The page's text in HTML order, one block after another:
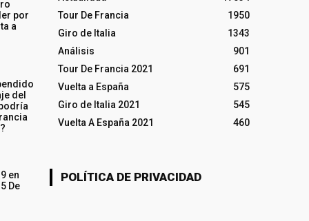
por
a
del
en
De
Tour De Francia
1950
Giro de Italia
1343
Análisis
901
Tour De Francia 2021
691
Vuelta a España
575
Giro de Italia 2021
545
Vuelta A España 2021
460
POLÍTICA DE PRIVACIDAD